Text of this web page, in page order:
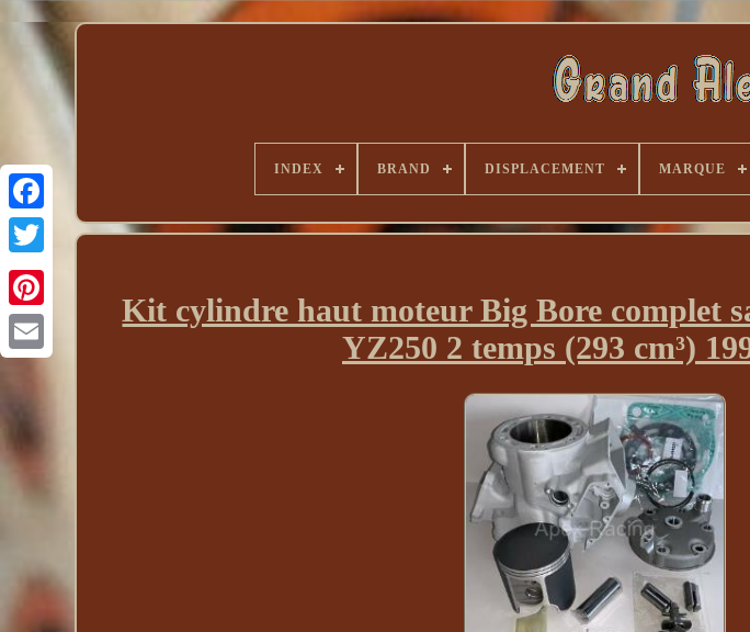
INDEX BRAND DISPLACEMENT MARQUE
Kit cylindre haut moteur Big Bore complet
YZ250 2 temps (293 cm³)